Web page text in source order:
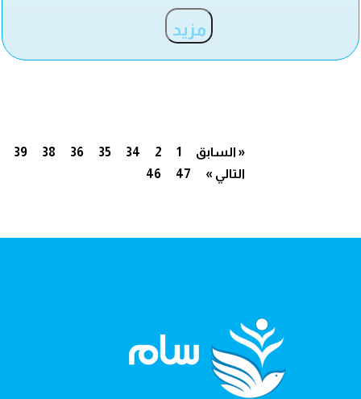
مزيد
« السابق 1
2
34
35
36
38
39
46
47 التالي »